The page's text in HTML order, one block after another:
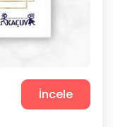
İncele